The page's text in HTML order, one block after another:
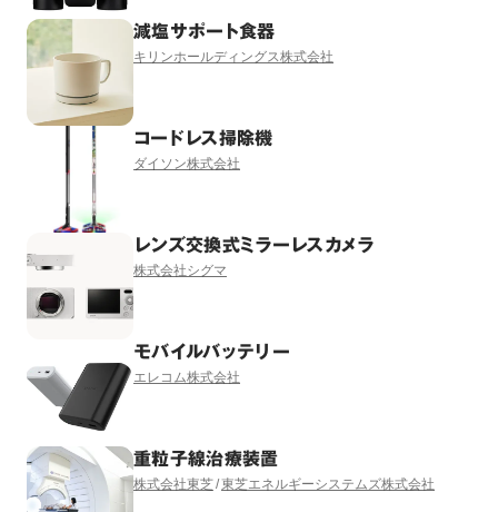
減塩サポート食器
キリンホールディングス株式会社
コードレス掃除機
ダイソン株式会社
レンズ交換式ミラーレスカメラ
株式会社シグマ
モバイルバッテリー
エレコム株式会社
重粒子線治療装置
株式会社東芝 東芝エネルギーシステムズ株式会社